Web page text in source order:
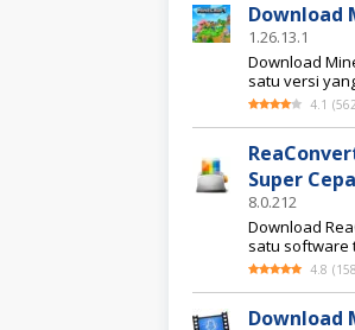
Download
1.26.13.1
Download
satu versi
4.1 (
Super
8.0.212
Download
satu software
4.8 (
Download